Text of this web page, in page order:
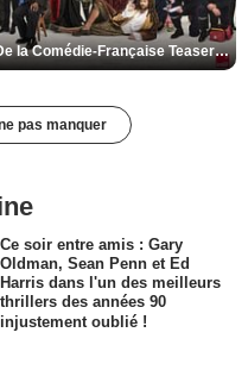
De la Comédie-Française Teaser VF
pas manquer
Ce soir entre amis : Gary
Oldman, Sean Penn et Ed
Harris dans l'un des meilleurs
thrillers des années 90
injustement oublié !